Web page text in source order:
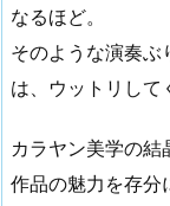
なるほど。
そのような演奏ぶ
は、ウットリして
カラヤン美学の
作品の魅力を存分